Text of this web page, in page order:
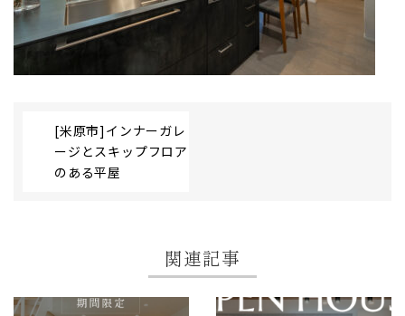
[米原市]インナーガレ
ージとスキップフロア
のある平屋
関連記事